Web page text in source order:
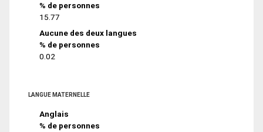
% de personnes
15.77
Aucune des deux langues
% de personnes
0.02
LANGUE MATERNELLE
Anglais
% de personnes